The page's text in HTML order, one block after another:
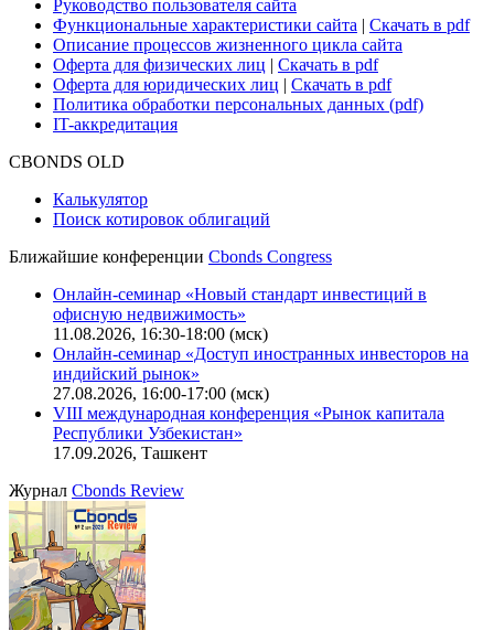
Руководство пользователя сайта
Функциональные характеристики сайта | Скачать в pdf
Описание процессов жизненного цикла сайта
Оферта для физических лиц | Скачать в pdf
Оферта для юридических лиц | Скачать в pdf
Политика обработки персональных данных (pdf)
IT-аккредитация
CBONDS OLD
Калькулятор
Поиск котировок облигаций
Ближайшие конференции Cbonds Congress
Онлайн-семинар «Новый стандарт инвестиций в
офисную недвижимость»
11.08.2026, 16:30-18:00 (мск)
Онлайн-семинар «Доступ иностранных инвесторов на
индийский рынок»
27.08.2026, 16:00-17:00 (мск)
VIII международная конференция «Рынок капитала
Республики Узбекистан»
17.09.2026, Ташкент
Журнал Cbonds Review